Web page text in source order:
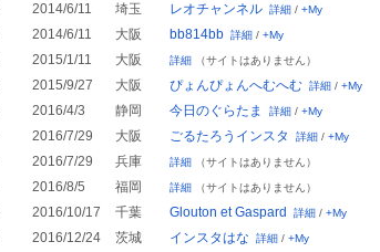
2014/6/11 埼玉 レオチャンネル 詳細/ +My
2014/6/11 大阪 bb814bb 詳細/ +My
2015/1/11 大阪 詳細（サイトはありません）
2015/9/27 大阪 ぴょんぴょんへむへむ 詳細/ +My
2016/4/3 静岡 今日のぐらたま 詳細/ +My
2016/7/29 大阪 ごるたろうインスタ 詳細/ +My
2016/7/29 兵庫 詳細（サイトはありません）
2016/8/5 福岡 詳細（サイトはありません）
2016/10/17 千葉 Glouton et Gaspard 詳細/ +My
2016/12/24 茨城 インスタはな 詳細/ +My